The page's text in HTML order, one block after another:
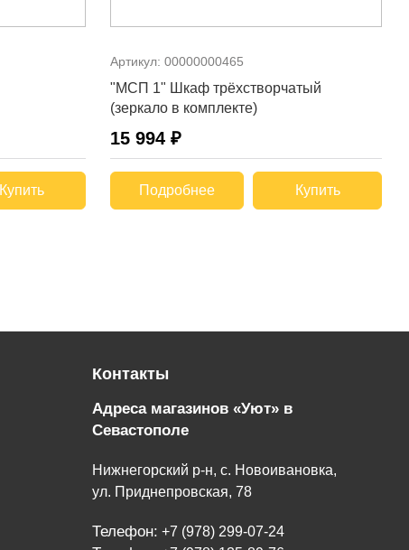
Купить
Артикул: 00000000465
"МСП 1" Шкаф трёхстворчатый
(зеркало в комплекте)
15 994 ₽
Подробнее Купить
Контакты
Адреса магазинов «Уют» в
Севастополе
Нижнегорский р-н, с. Новоивановка,
ул. Приднепровская, 78
Телефон: +7 (978) 299-07-24